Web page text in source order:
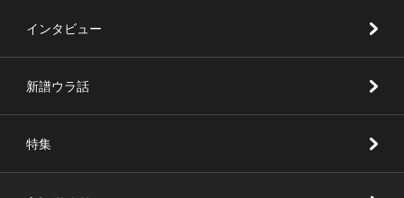
インタビュー
新譜ウラ話
特集